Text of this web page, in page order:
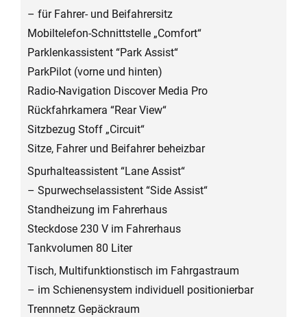
– für Fahrer- und Beifahrersitz
Mobiltelefon-Schnittstelle „Comfort“
Parklenkassistent “Park Assist“
ParkPilot (vorne und hinten)
Radio-Navigation Discover Media Pro
Rückfahrkamera “Rear View“
Sitzbezug Stoff „Circuit“
Sitze, Fahrer und Beifahrer beheizbar
Spurhalteassistent “Lane Assist“
– Spurwechselassistent “Side Assist“
Standheizung im Fahrerhaus
Steckdose 230 V im Fahrerhaus
Tankvolumen 80 Liter
Tisch, Multifunktionstisch im Fahrgastraum
– im Schienensystem individuell positionierbar
Trennnetz Gepäckraum